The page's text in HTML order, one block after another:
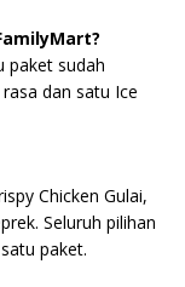
paket sudah
dan satu Ice
Chicken Gulai,
Seluruh pilihan
paket.